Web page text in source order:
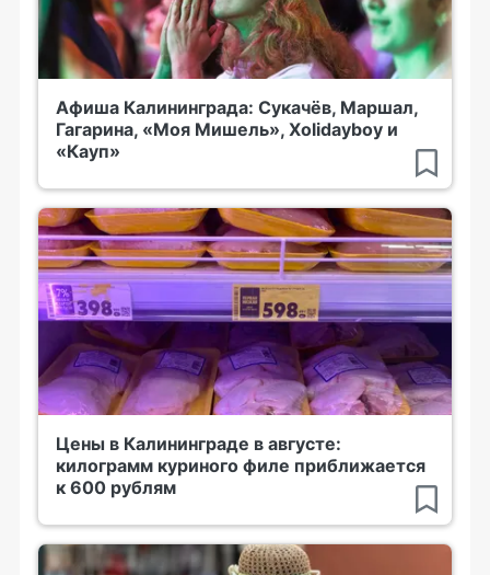
Афиша Калининграда: Сукачёв, Маршал,
Гагарина, «Моя Мишель», Xolidayboy и
«Кауп»
Цены в Калининграде в августе:
килограмм куриного филе приближается
к 600 рублям